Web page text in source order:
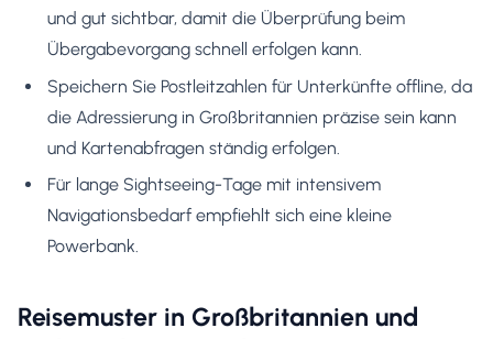
und gut sichtbar, damit die Überprüfung beim
Übergabevorgang schnell erfolgen kann.
Speichern Sie Postleitzahlen für Unterkünfte offline, da
die Adressierung in Großbritannien präzise sein kann
und Kartenabfragen ständig erfolgen.
Für lange Sightseeing-Tage mit intensivem
Navigationsbedarf empfiehlt sich eine kleine
Powerbank.
Reisemuster in Großbritannien und